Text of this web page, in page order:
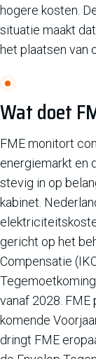
hogere kosten.
situatie maakt
het plaatsen van
Wat doet
FME monitort
energiemarkt en
stevig in op
kabinet.
gericht op het
Compensatie
vanaf 2028.
komende
dringt FME